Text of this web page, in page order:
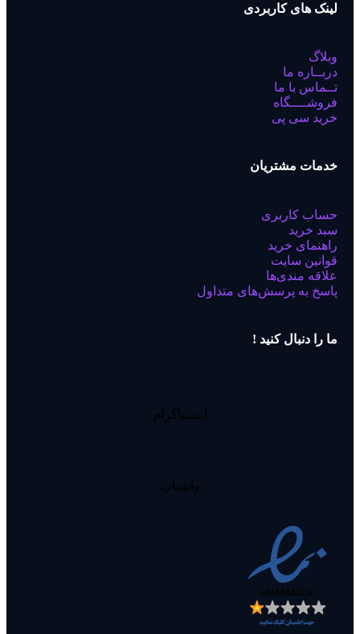
لینک های کاربردی
وبلاگ
دربــاره ما
تــماس با ما
فروشــــگاه
خرید سی پی
خدمات مشتریان
حساب کاربری
سبد خرید
راهنمای خرید
قوانین سایت
علاقه مندی‌ها
پاسخ به پرسش‌های متداول
ما را دنبال کنید !
اینستاگرام
واتساپ